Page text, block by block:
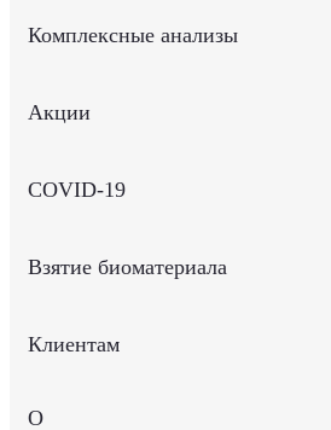
Комплексные анализы
Акции
COVID-19
Взятие биоматериала
Клиентам
О